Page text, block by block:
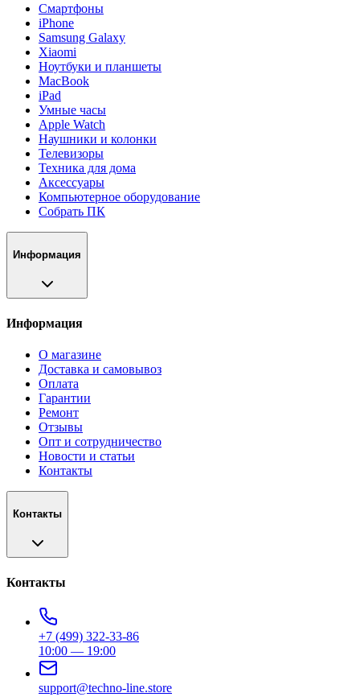
Смартфоны
iPhone
Samsung Galaxy
Xiaomi
Ноутбуки и планшеты
MacBook
iPad
Умные часы
Apple Watch
Наушники и колонки
Телевизоры
Техника для дома
Аксессуары
Компьютерное оборудование
Собрать ПК
Информация
Информация
О магазине
Доставка и самовывоз
Оплата
Гарантии
Ремонт
Отзывы
Опт и сотрудничество
Новости и статьи
Контакты
Контакты
Контакты
+7 (499) 322-33-86
10:00 — 19:00
support@techno-line.store